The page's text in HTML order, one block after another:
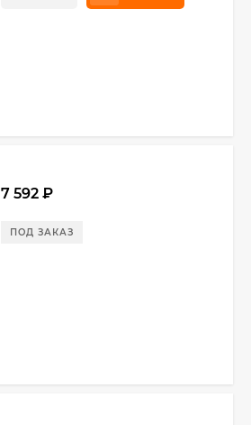
7 592 ₽
ПОД ЗАКАЗ